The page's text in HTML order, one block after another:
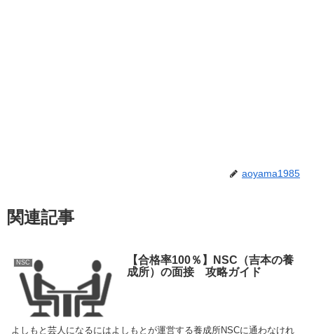
aoyama1985
関連記事
NSC
【合格率100％】NSC（吉本の養
成所）の面接 攻略ガイド
よしもと芸人になるにはよしもとが運営する養成所NSCに通わなけれ